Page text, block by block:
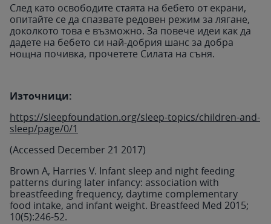
След като освободите стаята на бебето от екрани,
опитайте се да спазвате редовен режим за лягане,
доколкото това е възможно. За повече идеи как да
дадете на бебето си най-добрия шанс за добра
нощна почивка, прочетете Силата на съня.
Източници:
https://sleepfoundation.org/sleep-topics/children-and-
sleep/page/0/1
(Accessed December 21 2017)
Brown A, Harries V. Infant sleep and night feeding
patterns during later infancy: association with
breastfeeding frequency, daytime complementary
food intake, and infant weight. Breastfeed Med 2015;
10(5):246-52.